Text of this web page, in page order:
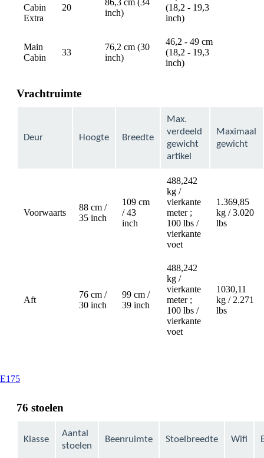
Cabin
Extra
20
86,3 cm (34
inch)
(18,2 - 19,3
inch)
Main
Cabin
33
76,2 cm (30
inch)
46,2 - 49 cm
(18,2 - 19,3
inch)
Vrachtruimte
Deur Hoogte Breedte
Max.
verdeeld
gewicht
artikel
Maximaal
gewicht
Voorwaarts
88 cm /
35 inch
109 cm
/ 43
inch
488,242
kg /
vierkante
meter ;
100 lbs /
vierkante
voet
1.369,85
kg / 3.020
lbs
Aft
76 cm /
30 inch
99 cm /
39 inch
488,242
kg /
vierkante
meter ;
100 lbs /
vierkante
voet
1030,11
kg / 2.271
lbs
E175This
be
76 stoelen
Klasse
Aantal
stoelen
Beenruimte Stoelbreedte Wifi